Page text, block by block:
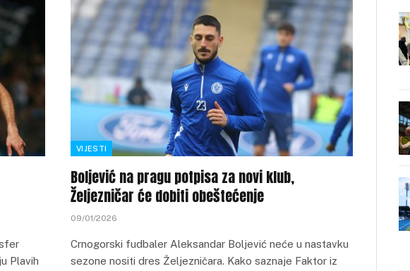
Plavih
VIJESTI
Boljević na pragu potpisa za novi klub,
Željezničar će dobiti obeštećenje
09/01/2026
Crnogorski fudbaler Aleksandar Boljević neće u nastavku
sezone nositi dres Željezničara. Kako saznaje Faktor iz